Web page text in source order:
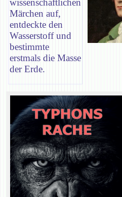
Märchen auf,
entdeckte den
Wasserstoff und
bestimmte
erstmals die Masse
der Erde.